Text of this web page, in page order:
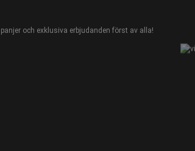
och exklusiva erbjudanden först av alla!